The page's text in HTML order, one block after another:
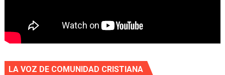
LA VOZ DE COMUNIDAD CRISTIANA